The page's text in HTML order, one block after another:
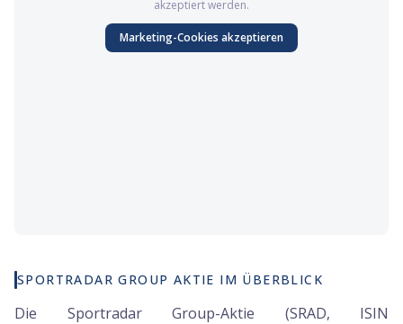
akzeptiert werden.
Marketing-Cookies akzeptieren
SPORTRADAR GROUP AKTIE IM ÜBERBLICK
Die Sportradar Group-Aktie (SRAD, ISIN